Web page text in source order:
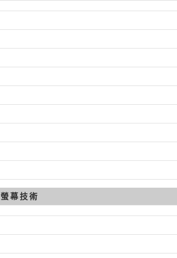
螢幕技術